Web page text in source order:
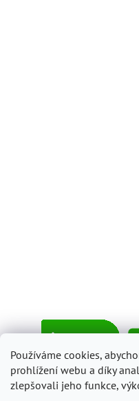
Používáme cookies,
prohlížení webu a díky
zlepšovali jeho funkce,